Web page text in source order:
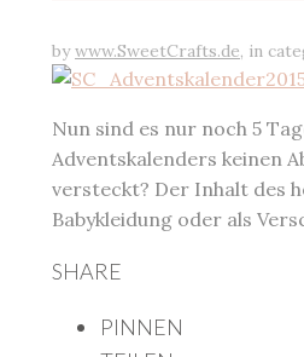
bywww.SweetCrafts.de, in
Nun sind es nur noch 5
Adventskalenders keinen
versteckt? Der Inhalt des
Babykleidung oder als
SHARE
PINNEN